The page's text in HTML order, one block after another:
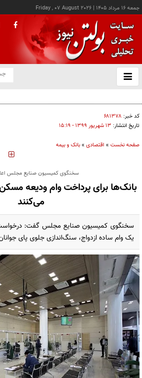
جمعه ۱۶ مرداد ۱۴۰۵ |
Friday , 07 August 2026
باز
و
کد خبر: ۶۸۱۳۷۸
تاریخ انتشار: ۱۳ شهريور ۱۳۹۹ - ۱۵:۱۹
صفحه نخست » اقتصادی »بانک و بیمه
سخنگوی کمیسیون صنایع مجلس
بانک‌ها برای پرداخت وام ودیعه
می‌کنند
سخنگوی کمیسیون صنایع مجلس گفت:
یک وام ساده ازدواج، سنگ‌اندازی جلوی پای